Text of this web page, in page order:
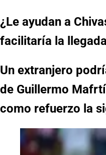
¿Le ayudan a
facilitaría la
Un extranjero
de Guillermo
como refuerzo la